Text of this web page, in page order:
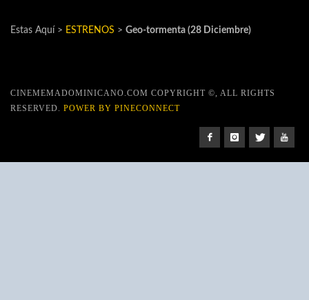
Estas Aquí > ESTRENOS > Geo-tormenta (28 Diciembre)
CINEMEMADOMINICANO.COM COPYRIGHT ©, ALL RIGHTS
RESERVED. POWER BY PINECONNECT